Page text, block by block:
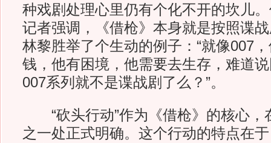
种戏剧处理心里仍有个化不开的坎儿
记者强调，《借枪》本身就是按照谍
林黎胜举了个生动的例子：“就像007
钱，他有困境，他需要去生存，难道
007系列就不是谍战剧了么？”。
“砍头行动”作为《借枪》的核心，
之一处正式明确。这个行动的特点在